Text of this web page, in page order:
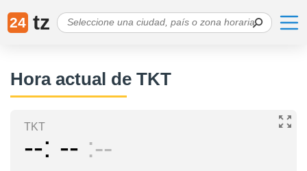
24 tz
Hora actual de TKT
TKT
-- -- --